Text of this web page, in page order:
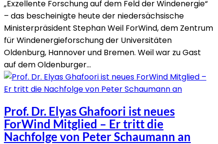
„Exzellente Forschung auf dem Feld der Windenergie“
– das bescheinigte heute der niedersächsische
Ministerpräsident Stephan Weil ForWind, dem Zentrum
für Windenergieforschung der Universitäten
Oldenburg, Hannover und Bremen. Weil war zu Gast
auf dem Oldenburger...
Prof. Dr. Elyas Ghafoori ist neues
ForWind Mitglied – Er tritt die
Nachfolge von Peter Schaumann an